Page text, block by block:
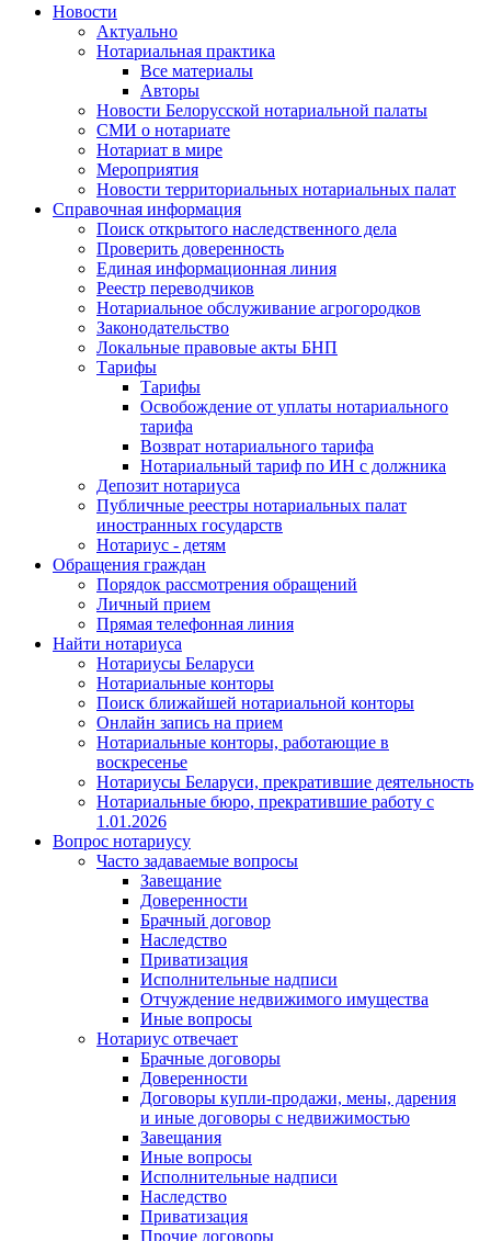
Новости
Актуально
Нотариальная практика
Все материалы
Авторы
Новости Белорусской нотариальной палаты
СМИ о нотариате
Нотариат в мире
Мероприятия
Новости территориальных нотариальных палат
Справочная информация
Поиск открытого наследственного дела
Проверить доверенность
Единая информационная линия
Реестр переводчиков
Нотариальное обслуживание агрогородков
Законодательство
Локальные правовые акты БНП
Тарифы
Тарифы
Освобождение от уплаты нотариального
тарифа
Возврат нотариального тарифа
Нотариальный тариф по ИН с должника
Депозит нотариуса
Публичные реестры нотариальных палат
иностранных государств
Нотариус - детям
Обращения граждан
Порядок рассмотрения обращений
Личный прием
Прямая телефонная линия
Найти нотариуса
Нотариусы Беларуси
Нотариальные конторы
Поиск ближайшей нотариальной конторы
Онлайн запись на прием
Нотариальные конторы, работающие в
воскресенье
Нотариусы Беларуси, прекратившие деятельность
Нотариальные бюро, прекратившие работу с
1.01.2026
Вопрос нотариусу
Часто задаваемые вопросы
Завещание
Доверенности
Брачный договор
Наследство
Приватизация
Исполнительные надписи
Отчуждение недвижимого имущества
Иные вопросы
Нотариус отвечает
Брачные договоры
Доверенности
Договоры купли-продажи, мены, дарения
и иные договоры с недвижимостью
Завещания
Иные вопросы
Исполнительные надписи
Наследство
Приватизация
Прочие договоры